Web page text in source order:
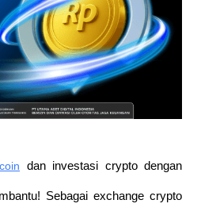
dan investasi crypto dengan
Sebagai exchange crypto